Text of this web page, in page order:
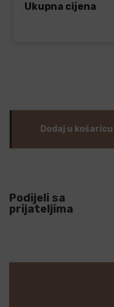
Ukupna cijena
Dodaj u košaricu
Podijeli sa
prijateljima